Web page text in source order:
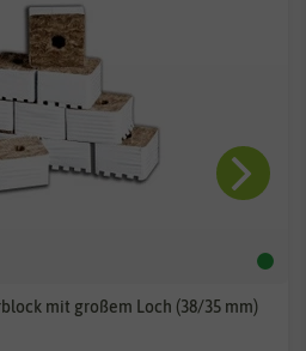
mit großem Loch (38/35 mm)